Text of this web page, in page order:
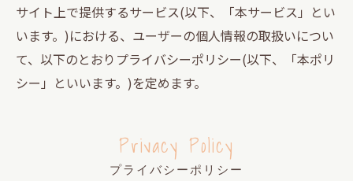
サイト上で提供するサービス(以下、「本サービス」とい
います。)における、ユーザーの個人情報の取扱いについ
て、以下のとおりプライバシーポリシー(以下、「本ポリ
シー」といいます。)を定めます。
プライバシーポリシー
Privacy Policy